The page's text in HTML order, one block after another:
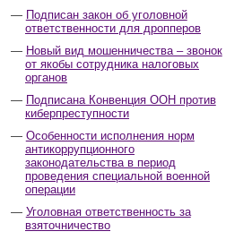
Подписан закон об уголовной
ответственности для дропперов
Новый вид мошенничества – звонок
от якобы сотрудника налоговых
органов
Подписана Конвенция ООН против
киберпреступности
Особенности исполнения норм
антикоррупционного
законодательства в период
проведения специальной военной
операции
Уголовная ответственность за
взяточничество